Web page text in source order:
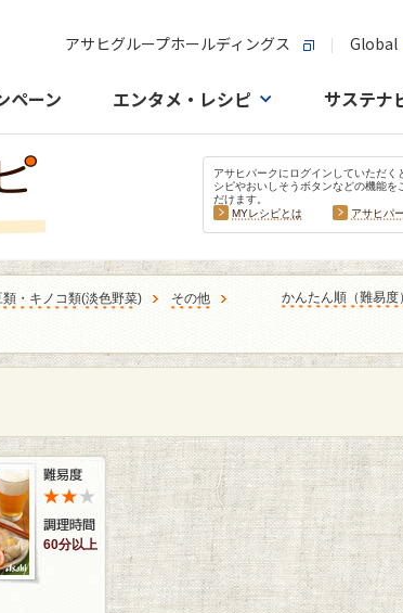
アサヒグループホールディングス Global
ペーン エンタメ・レシピ サステナ
アサヒパークにログインしていただく
シピやおいしそうボタンなどの機能を
だけます。
MYレシピとは
アサヒパ
類・キノコ類(淡色野菜)
その他
かんたん順（難易度）
60分以上